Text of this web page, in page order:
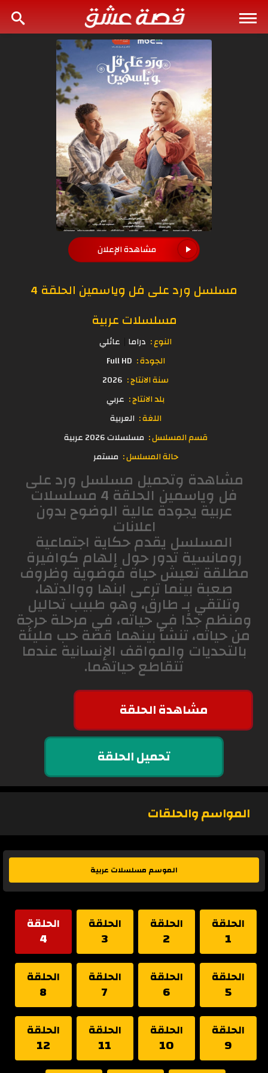
مشاهدة الإعلان
مسلسل ورد على فل وياسمين الحلقة 4
مسلسلات عربية
النوع : دراما عائلي
الجودة : Full HD
سنة الانتاج : 2026
بلد الانتاج : عربي
اللغة : العربية
قسم المسلسل : مسلسلات 2026 عربية
حالة المسلسل : مستمر
مشاهدة وتحميل مسلسل ورد على
فل وياسمين الحلقة 4 مسلسلات
عربية يجودة عالية الوضوح بدون
اعلانات
المسلسل يقدم حكاية اجتماعية
رومانسية تدور حول إلهام كوافيرة
مطلقة تعيش حياة فوضوية وظروف
صعبة بينما ترعى ابنها ووالدتها،
وتلتقي بـ طارق، وهو طبيب تحاليل
ومنظم جدًا في حياته، في مرحلة حرجة
من حياته،تنشأ بينهما قصة حب مليئة
بالتحديات والمواقف الإنسانية عندما
تتقاطع حياتهما.
مشاهدة الحلقة
تحميل الحلقة
المواسم والحلقات
الموسم مسلسلات عربية
الحلقة
1
الحلقة
2
الحلقة
3
الحلقة
4
الحلقة
5
الحلقة
6
الحلقة
7
الحلقة
8
الحلقة
9
الحلقة
10
الحلقة
11
الحلقة
12